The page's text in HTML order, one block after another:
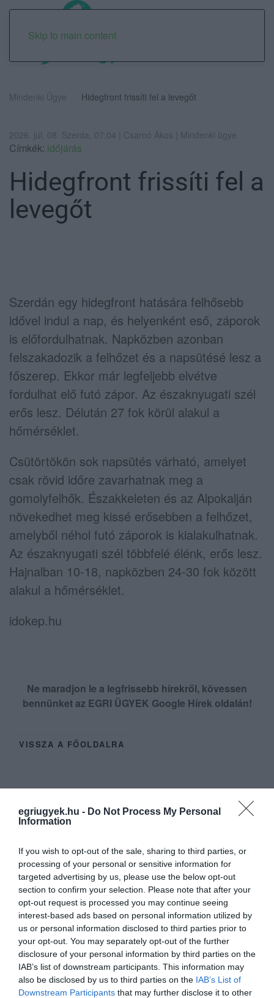
egriugyek.hu - Do Not Process My Personal
Information
If you wish to opt-out of the sale, sharing to third parties, or
processing of your personal or sensitive information for
targeted advertising by us, please use the below opt-out
section to confirm your selection. Please note that after your
opt-out request is processed you may continue seeing
interest-based ads based on personal information utilized by
us or personal information disclosed to third parties prior to
your opt-out. You may separately opt-out of the further
disclosure of your personal information by third parties on the
IAB’s list of downstream participants. This information may
also be disclosed by us to third parties on the IAB’s List of
Downstream Participants that may further disclose it to other
Skip to main content
Mindenki Ügye Hidegfront frissíti fel a levegőt
2026. júl. 08. Szerda, 07:04 | Csarnó Ákos | Mindenki ügye
Címkék: időjárás
Hidegfront frissíti fel a
levegőt
Szerdán egy hidegfront hatására felhősebb
idővel indul a nap, és helyenként eső, záporok
is előfordulhatnak. Napközben azonban
felszakadozik a felhőzet és a napsütésé lesz a
főszerep. Ekkor már legfeljebb elvétve
fordulhat elő futó zápor. Az északnyugati szél
erős lesz. Délután 27 fok körül alakul a
hőmérséklet.
Csütörtökön sok napsütés várható, amelyet
csak rövid időre zavarhatnak meg a
gomolyfelhők. Északkeleten és az Alpokalján
növekedhet meg kissé erősebben a felhőzet,
amelyből néhol futó záporok is kialakulhatnak.
Az északnyugati szél többfelé élénk, erős lesz.
Hajnalban 10-18, napközben 24-30 fok között
alakul a hőmérséklet.
idokep.hu
Ne maradjon le a legfrissebb hírekről, kövessen
bennünket az EGRI ÜGYEK Google Hírek oldalán!
VISSZA A FŐOLDALRA
TÖBB MINT EGY HÓNAP IS LEHET, MIRE
TELJESEN ÚJRAINDUL A P...
2026. augusztus 07|Mindenki ügye
TANULJ NÉMETÜL OTTHONRÓL: A
DIGITÁLIS TANULÁS ELŐNYEI
2026. augusztus 07| Promóció